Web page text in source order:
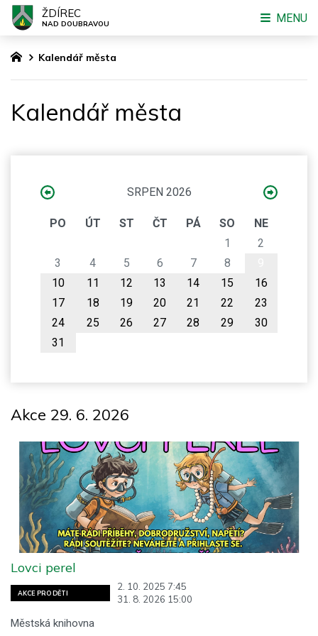
Kalendář města
Kalendář města
SRPEN 2026
PO ÚT ST ČT PÁ SO
NE
1
2
3
4 5 6 7 8
10
11 12 13 14 15
16
17
18 19 20 21 22
23
24
25 26 27 28 29
30
31
Akce 29. 6. 2026
AKCE PRO DĚTI
2. 10. 2025 7:45
31. 8. 2026 15:00
Lovci perel
Městská knihovna
ŽDÍREC
NAD DOUBRAVOU MENU